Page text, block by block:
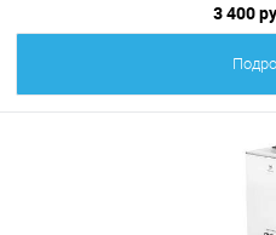
3 400